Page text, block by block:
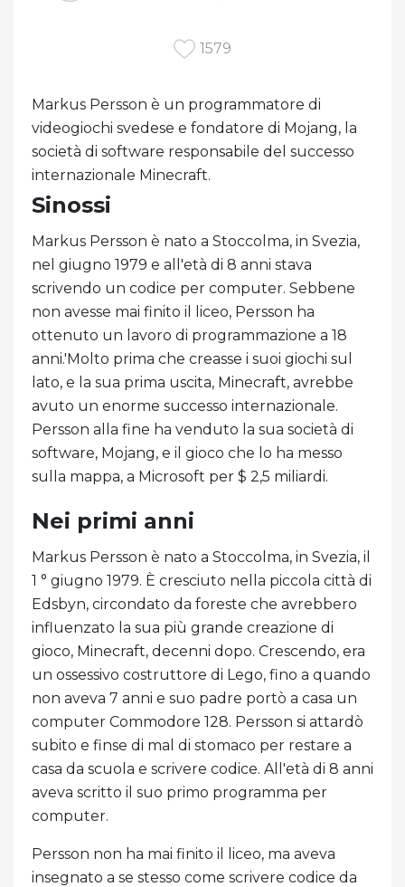
1579
Markus Persson è un programmatore di
videogiochi svedese e fondatore di Mojang, la
società di software responsabile del successo
internazionale Minecraft.
Sinossi
Markus Persson è nato a Stoccolma, in Svezia,
nel giugno 1979 e all'età di 8 anni stava
scrivendo un codice per computer. Sebbene
non avesse mai finito il liceo, Persson ha
ottenuto un lavoro di programmazione a 18
anni.'Molto prima che creasse i suoi giochi sul
lato, e la sua prima uscita, Minecraft, avrebbe
avuto un enorme successo internazionale.
Persson alla fine ha venduto la sua società di
software, Mojang, e il gioco che lo ha messo
sulla mappa, a Microsoft per $ 2,5 miliardi.
Nei primi anni
Markus Persson è nato a Stoccolma, in Svezia, il
1 ° giugno 1979. È cresciuto nella piccola città di
Edsbyn, circondato da foreste che avrebbero
influenzato la sua più grande creazione di
gioco, Minecraft, decenni dopo. Crescendo, era
un ossessivo costruttore di Lego, fino a quando
non aveva 7 anni e suo padre portò a casa un
computer Commodore 128. Persson si attardò
subito e finse di mal di stomaco per restare a
casa da scuola e scrivere codice. All'età di 8 anni
aveva scritto il suo primo programma per
computer.
Persson non ha mai finito il liceo, ma aveva
insegnato a se stesso come scrivere codice da